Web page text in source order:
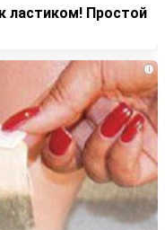
ластиком! Простой
i